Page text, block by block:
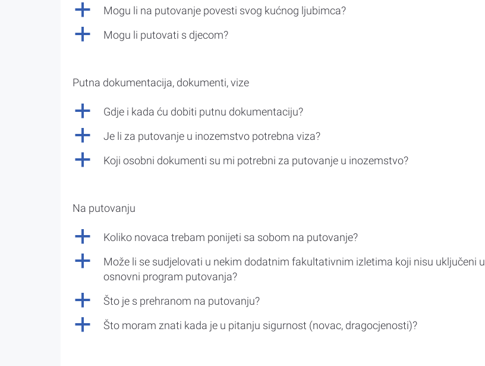
a Mogu li na putovanje povesti svog kućnog ljubimca?
a Mogu li putovati s djecom?
Putna dokumentacija, dokumenti, vize
a Gdje i kada ću dobiti putnu dokumentaciju?
a Je li za putovanje u inozemstvo potrebna viza?
a Koji osobni dokumenti su mi potrebni za putovanje u inozemstvo?
Na putovanju
a Koliko novaca trebam ponijeti sa sobom na putovanje?
a
Može li se sudjelovati u nekim dodatnim fakultativnim izletima koji nisu uključeni u
osnovni program putovanja?
a Što je s prehranom na putovanju?
a Što moram znati kada je u pitanju sigurnost (novac, dragocjenosti)?